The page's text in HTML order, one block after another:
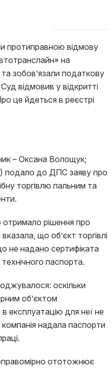
протиправною відмову
на
зобов’язали податкову
відмовив у відкритті
це йдеться в реєстрі
– Оксана Волощук;
подало до ДПС заяву про
торгівлю пальним та
рішення про
що об’єкт торгівлі
не надано сертифіката
паспорта.
оскільки
об’єктом
експлуатацію для неї не
надала паспорти
ототожнює